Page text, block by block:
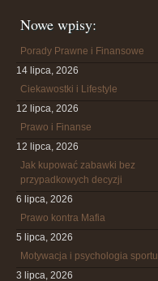
Nowe wpisy:
Porady Prawne i Finansowe
14 lipca, 2026
Ciekawostki i Lifestyle
12 lipca, 2026
Prawo i Finanse
12 lipca, 2026
Jak kupować zabawki bez
przypadkowych decyzji
6 lipca, 2026
Prawo kontra Mafia
5 lipca, 2026
Motywacja i psychologia sportu
3 lipca, 2026